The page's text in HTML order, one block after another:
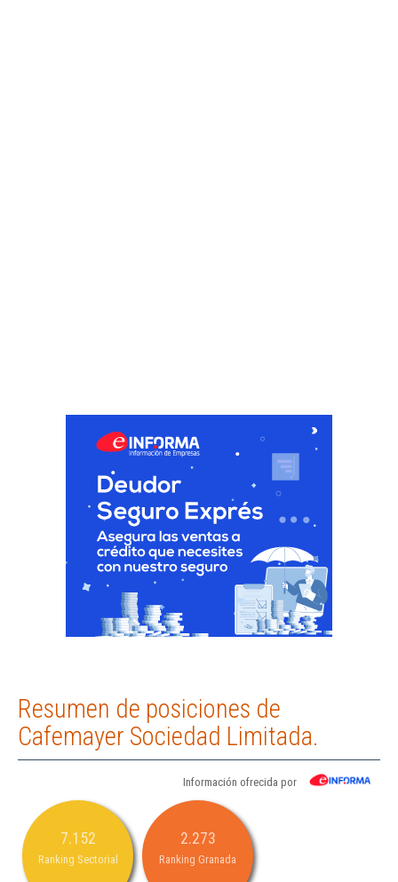
Resumen de posiciones de
Cafemayer Sociedad Limitada.
Información ofrecida por
7.152
Ranking Sectorial
2.273
Ranking Granada